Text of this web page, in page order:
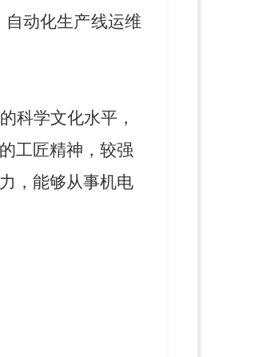
动化生产线运维
科学文化水平，
工匠精神，较强
，能够从事机电